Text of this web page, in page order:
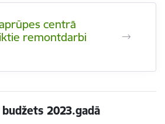
centrā
remontdarbi
2023.gadā